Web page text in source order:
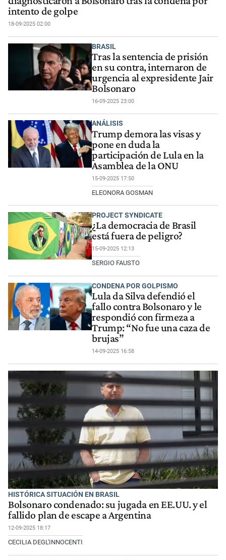
intento de golpe
18-09-2025 02:00
BRASIL
Tras la sentencia de prisión
en su contra, internaron de
urgencia al expresidente Jair
Bolsonaro
16-09-2025 23:00
ANÁLISIS
Trump demora las visas y
pone en duda la
participación de Lula en la
Asamblea de la ONU
15-09-2025 17:50
ELEONORA GOSMAN
PROJECT SYNDICATE
¿La democracia de Brasil
está fuera de peligro?
15-09-2025 12:13
SERGIO FAUSTO
CONDENA POR GOLPISMO
Lula da Silva defendió el
fallo contra Bolsonaro y le
respondió con firmeza a
Trump: “No fue una caza de
brujas”
14-09-2025 16:58
HISTÓRICA SITUACIÓN EN BRASIL
Bolsonaro condenado: su jugada en EE.UU. y el
fallido plan de escape a Argentina
12-09-2025 18:17
CECILIA DEGL'INNOCENTI